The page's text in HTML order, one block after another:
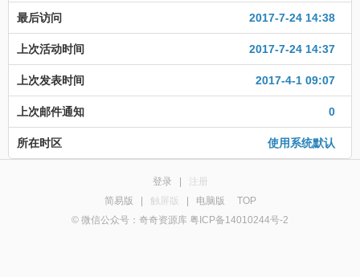
2017-7-24 14:38
最后访问
2017-7-24 14:37
上次活动时间
2017-4-1 09:07
上次发表时间
0
上次邮件通知
使用系统默认
所在时区
登录
注册
简易版
触屏版 电脑版
TOP
© 微信公众号：奇奇资源库 粤ICP备14010244号-2